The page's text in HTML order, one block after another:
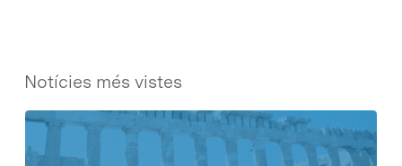
Notícies més vistes